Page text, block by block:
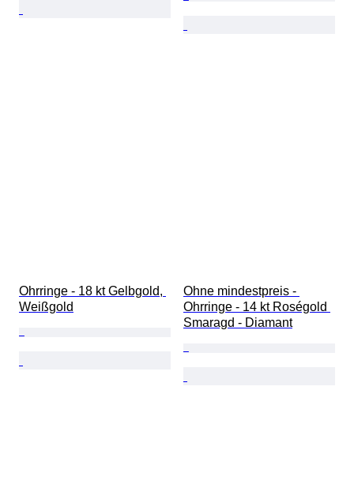
Ohrringe - 18 kt Gelbgold,
Weißgold
Ohne mindestpreis -
Ohrringe - 14 kt Roségold
Smaragd - Diamant